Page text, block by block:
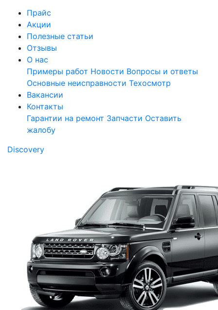
Прайс
Акции
Полезные статьи
Отзывы
О нас
Примеры работ Новости Вопросы и ответы
Основные неисправности Техосмотр
Вакансии
Контакты
Гарантии на ремонт Запчасти Оставить
жалобу
Discovery